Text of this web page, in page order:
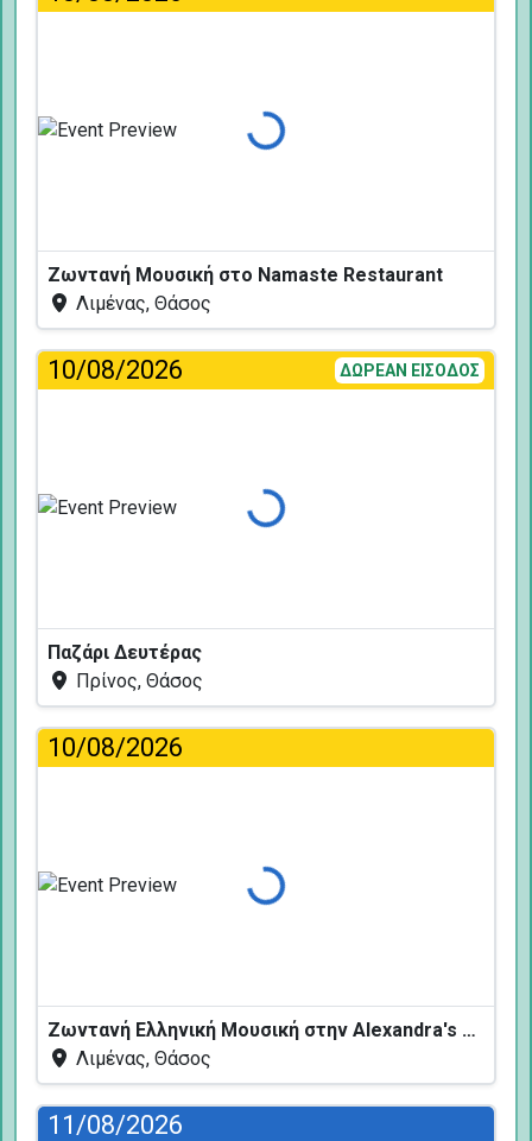
Φόρτωση...
Ζωντανή Μουσική στο Namaste Restaurant
Λιμένας, Θάσος
10/08/2026 ΔΩΡΕΑΝ ΕΙΣΟΔΟΣ
Φόρτωση...
Παζάρι Δευτέρας
Πρίνος, Θάσος
10/08/2026
Φόρτωση...
Ζωντανή Ελληνική Μουσική στην Alexandra's Restaurant
Λιμένας, Θάσος
11/08/2026